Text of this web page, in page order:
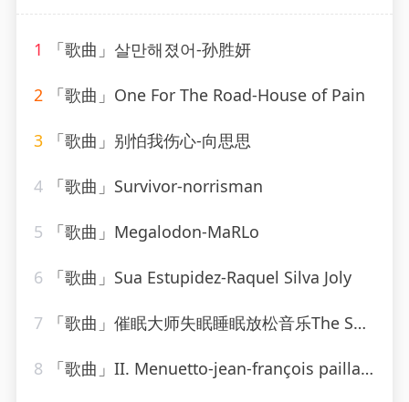
1 「歌曲」살만해졌어-孙胜妍
2 「歌曲」One For The Road-House of Pain
3 「歌曲」别怕我伤心-向思思
4 「歌曲」Survivor-norrisman
5 「歌曲」Megalodon-MaRLo
6 「歌曲」Sua Estupidez-Raquel Silva Joly
7 「歌曲」催眠大师失眠睡眠放松音乐The Sally Gardens-海佳
8 「歌曲」II. Menuetto-jean-françois paillard